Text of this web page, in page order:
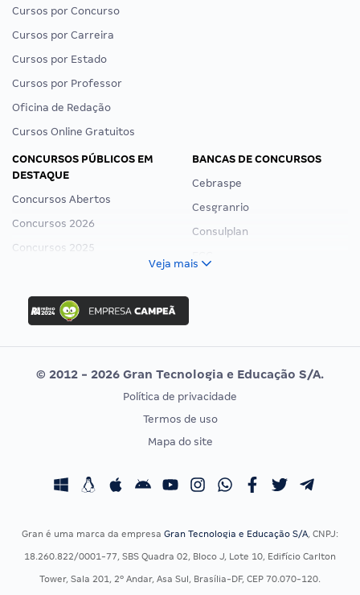
Cursos por Concurso
Cursos por Carreira
Cursos por Estado
Cursos por Professor
Oficina de Redação
Cursos Online Gratuitos
CONCURSOS PÚBLICOS EM
DESTAQUE
Concursos Abertos
Concursos 2026
Concursos 2025
Concurso Ibama
Concurso MPU
Editais publicados
BANCAS DE CONCURSOS
Cebraspe
Cesgranrio
Consulplan
Vunesp
CONCURSOS POR PROFISSÃO
Concursos Fiscais
Concursos Saúde
EXAME DE ORDEM
Calendário OAB
Veja mais
© 2012 - 2026 Gran Tecnologia e Educação S/A.
Política de privacidade
Termos de uso
Mapa do site
Gran é uma marca da empresa Gran Tecnologia e Educação S/A, CNPJ:
18.260.822/0001-77, SBS Quadra 02, Bloco J, Lote 10, Edifício Carlton
Tower, Sala 201, 2º Andar, Asa Sul, Brasília-DF, CEP 70.070-120.